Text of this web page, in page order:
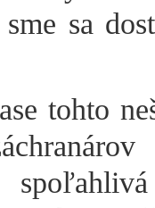
sa
tohto